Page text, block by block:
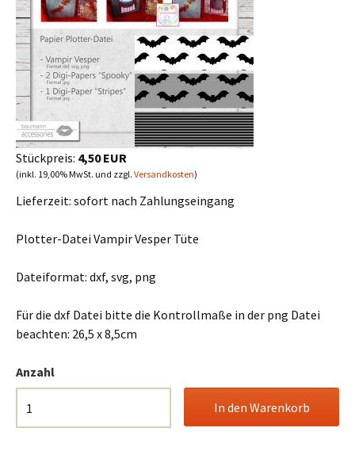
Stückpreis: 4,50 EUR
(inkl. 19,00% MwSt. und zzgl. Versandkosten)
Lieferzeit: sofort nach Zahlungseingang
Plotter-Datei Vampir Vesper Tüte
Dateiformat: dxf, svg, png
Für die dxf Datei bitte die Kontrollmaße in der png Datei
beachten: 26,5 x 8,5cm
Anzahl